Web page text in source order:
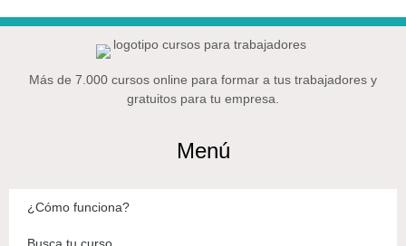
Más de 7.000 cursos online para formar a tus trabajadores y
gratuitos para tu empresa.
Menú
¿Cómo funciona?